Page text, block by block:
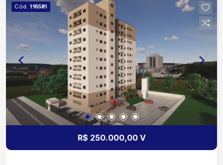
Cód. 195581
R$ 250.000,00 V